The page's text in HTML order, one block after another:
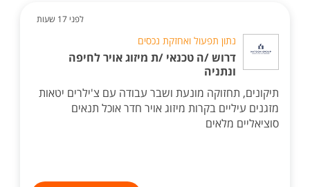
לפני 17 שעות
נתון תפעול ואחזקת נכסים
דרוש /ה טכנאי /ת מיזוג אויר לחיפה
ונתניה
תיקונים, תחזוקה מונעת ושבר עבודה עם צ'ילרים יטאות
מזגנים עיליים בקרות מיזוג אויר חדר אוכל תנאים
סוציאליים מלאים